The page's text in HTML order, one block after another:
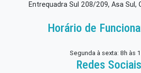
Entrequadra Sul 208/209, Asa Sul,
Horário de
Segunda à sexta: 8h às
Redes Sociais